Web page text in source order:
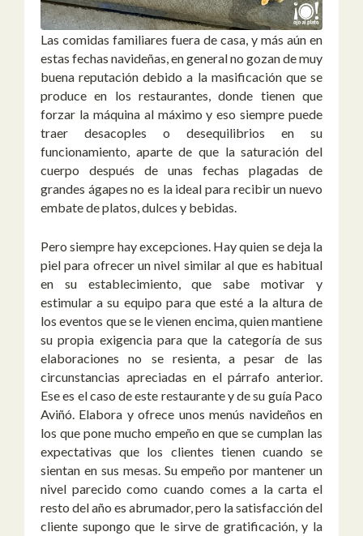
Las comidas familiares fuera de casa, y más aún en
estas fechas navideñas, en general no gozan de muy
buena reputación debido a la masificación que se
produce en los restaurantes, donde tienen que
forzar la máquina al máximo y eso siempre puede
traer desacoples o desequilibrios en su
funcionamiento, aparte de que la saturación del
cuerpo después de unas fechas plagadas de
grandes ágapes no es la ideal para recibir un nuevo
embate de platos, dulces y bebidas.
Pero siempre hay excepciones. Hay quien se deja la
piel para ofrecer un nivel similar al que es habitual
en su establecimiento, que sabe motivar y
estimular a su equipo para que esté a la altura de
los eventos que se le vienen encima, quien mantiene
su propia exigencia para que la categoría de sus
elaboraciones no se resienta, a pesar de las
circunstancias apreciadas en el párrafo anterior.
Ese es el caso de este restaurante y de su guía Paco
Aviñó. Elabora y ofrece unos menús navideños en
los que pone mucho empeño en que se cumplan las
expectativas que los clientes tienen cuando se
sientan en sus mesas. Su empeño por mantener un
nivel parecido como cuando comes a la carta el
resto del año es abrumador, pero la satisfacción del
cliente supongo que le sirve de gratificación, y la